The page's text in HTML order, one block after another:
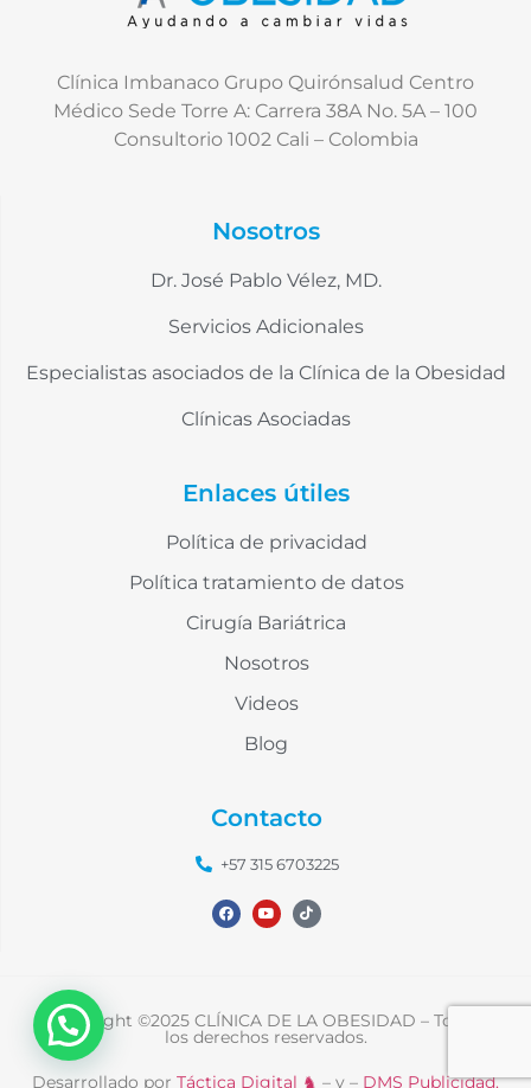
Clínica Imbanaco Grupo Quirónsalud Centro
Médico Sede Torre A: Carrera 38A No. 5A – 100
Consultorio 1002 Cali – Colombia
Nosotros
Dr. José Pablo Vélez, MD.
Servicios Adicionales
Especialistas asociados de la Clínica de la Obesidad
Clínicas Asociadas
Enlaces útiles
Política de privacidad
Política tratamiento de datos
Cirugía Bariátrica
Nosotros
Videos
Blog
Contacto
+57 315 6703225
Copyright ©2025 CLÍNICA DE LA OBESIDAD – Todos
los derechos reservados.